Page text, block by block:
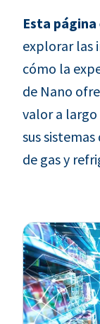
Esta
explorar las
cómo la
de Nano
valor a
sus
de gas y